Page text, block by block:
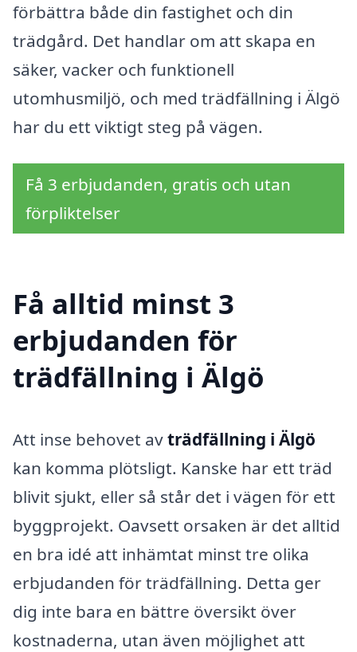
förbättra både din fastighet och din
trädgård. Det handlar om att skapa en
säker, vacker och funktionell
utomhusmiljö, och med trädfällning i Älgö
har du ett viktigt steg på vägen.
Få 3 erbjudanden, gratis och utan
förpliktelser
Få alltid minst 3
erbjudanden för
trädfällning i Älgö
Att inse behovet avträdfällning i Älgö
kan komma plötsligt. Kanske har ett träd
blivit sjukt, eller så står det i vägen för ett
byggprojekt. Oavsett orsaken är det alltid
en bra idé att inhämtat minst tre olika
erbjudanden för trädfällning. Detta ger
dig inte bara en bättre översikt över
kostnaderna, utan även möjlighet att